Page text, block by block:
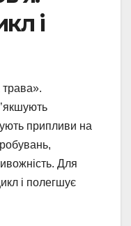
і
припливи на
Для
і полегшує